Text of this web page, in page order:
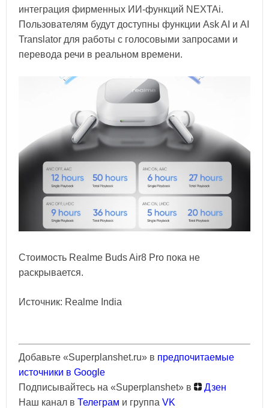
интеграция фирменных ИИ-функций NEXTAi.
Пользователям будут доступны функции Ask AI и AI
Translator для работы с голосовыми запросами и
перевода речи в реальном времени.
Стоимость Realme Buds Air8 Pro пока не
раскрывается.
Источник: Realme India
Добавьте «Superplanshet.ru» в предпочитаемые
источники в Google
Подписывайтесь на «Superplanshet» в
Дзен
Наш канал в Телеграм и группа VK